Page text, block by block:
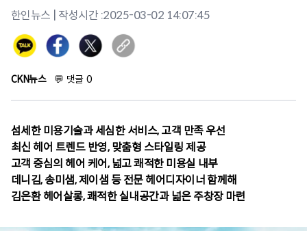
한인뉴스 | 작성시간 :2025-03-02 14:07:45
CKN뉴스 💬 댓글 0
섬세한 미용기술과 세심한 서비스, 고객 만족 우선
최신 헤어 트렌드 반영, 맞춤형 스타일링 제공
고객 중심의 헤어 케어, 넓고 쾌적한 미용실 내부
데니김, 송미샘, 제이샘 등 전문 헤어디자이너 함께해
김은환 헤어살롱, 쾌적한 실내공간과 넓은 주창장 마련